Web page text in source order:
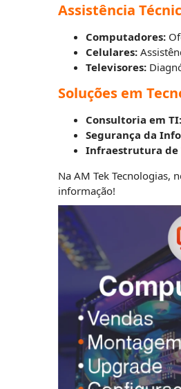
Assistência
Computadores:
Celulares:
Televisores:
Soluções em
Consultoria em TI:
Segurança da
Infraestrutura de
Na AM Tek Tecnologias,
informação!